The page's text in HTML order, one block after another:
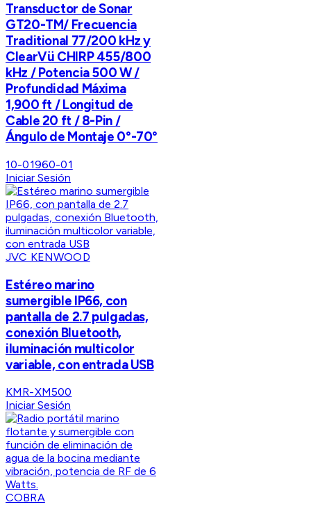
Transductor de Sonar
GT20-TM/ Frecuencia
Traditional 77/200 kHz y
ClearVü CHIRP 455/800
kHz / Potencia 500 W /
Profundidad Máxima
1,900 ft / Longitud de
Cable 20 ft / 8-Pin /
Ángulo de Montaje 0°-70°
10-01960-01
Iniciar Sesión
JVC KENWOOD
Estéreo marino
sumergible IP66, con
pantalla de 2.7 pulgadas,
conexión Bluetooth,
iluminación multicolor
variable, con entrada USB
KMR-XM500
Iniciar Sesión
COBRA